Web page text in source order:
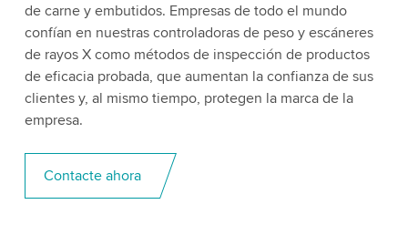
de carne y embutidos. Empresas de todo el mundo
confían en nuestras controladoras de peso y escáneres
de rayos X como métodos de inspección de productos
de eficacia probada, que aumentan la confianza de sus
clientes y, al mismo tiempo, protegen la marca de la
empresa.
Contacte ahora